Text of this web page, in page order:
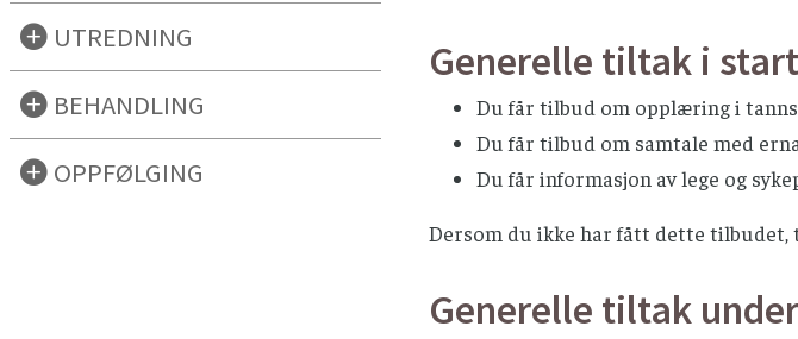
UTREDNING
BEHANDLING
OPPFØLGING
Generelle tiltak i
Du får tilbud om opplæring i
Du får tilbud om samtale med
Du får informasjon av lege og
Dersom du ikke har fått dette tilbudet,
Generelle tiltak